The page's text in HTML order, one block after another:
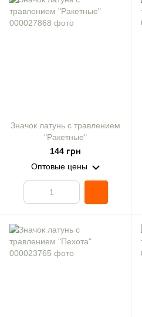
Значок латунь с травлением
"Ракетные"
144 грн
Оптовые цены